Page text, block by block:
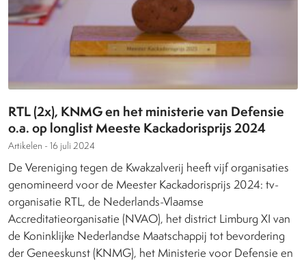
RTL (2x), KNMG en het ministerie van Defensie
o.a. op longlist Meeste Kackadorisprijs 2024
Artikelen - 16 juli 2024
De Vereniging tegen de Kwakzalverij heeft vijf organisaties
genomineerd voor de Meester Kackadorisprijs 2024: tv-
organisatie RTL, de Nederlands-Vlaamse
Accreditatieorganisatie (NVAO), het district Limburg XI van
de Koninklijke Nederlandse Maatschappij tot bevordering
der Geneeskunst (KNMG), het Ministerie voor Defensie en